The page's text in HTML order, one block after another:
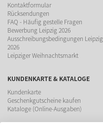
Kontaktformular
Rücksendungen
FAQ - Häufig gestelle Fragen
Bewerbung Leipzig 2026
Ausschreibungsbedingungen Leipzig
2026
Leipziger Weihnachtsmarkt
KUNDENKARTE & KATALOGE
Kundenkarte
Geschenkgutscheine kaufen
Kataloge (Online-Ausgaben)